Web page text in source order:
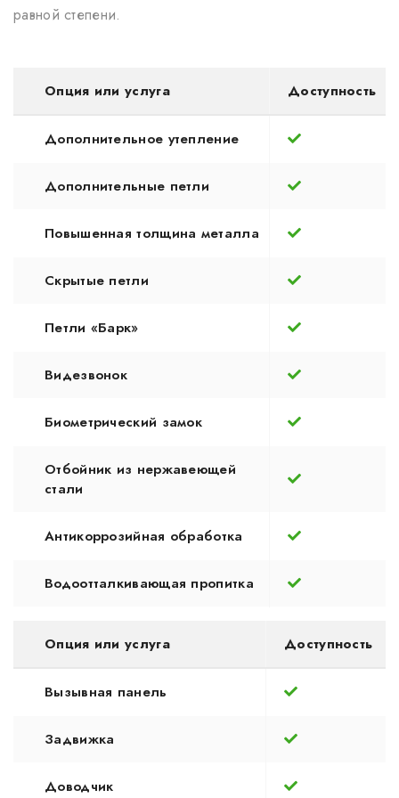
равной степени.
Опция или услуга Доступность
Дополнительное утепление
Дополнительные петли
Повышенная толщина металла
Скрытые петли
Петли «Барк»
Видезвонок
Биометрический замок
Отбойник из нержавеющей
стали
Антикоррозийная обработка
Водоотталкивающая пропитка
Опция или услуга Доступность
Вызывная панель
Задвижка
Доводчик